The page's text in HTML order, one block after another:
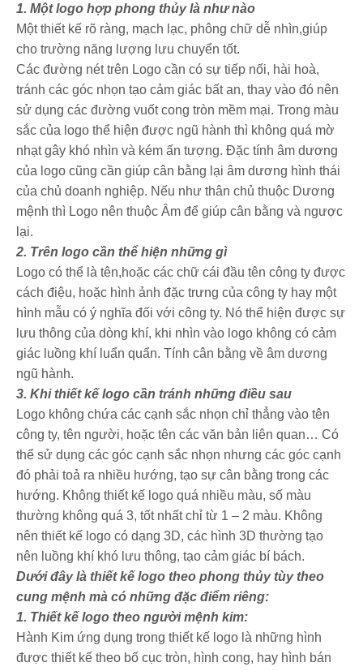
1. Một logo hợp phong thủy là như nào
Một thiết kế rõ ràng, mạch lạc, phông chữ dễ nhìn,giúp
cho trường năng lượng lưu chuyển tốt.
Các đường nét trên Logo cần có sự tiếp nối, hài hoà,
tránh các góc nhọn tạo cảm giác bất an, thay vào đó nên
sử dụng các đường vuốt cong tròn mềm mại. Trong màu
sắc của logo thể hiện được ngũ hành thì không quá mờ
nhạt gây khó nhìn và kém ấn tượng. Đặc tính âm dương
của logo cũng cần giúp cân bằng lại âm dương hình thái
của chủ doanh nghiệp. Nếu như thân chủ thuộc Dương
mệnh thì Logo nên thuộc Âm để giúp cân bằng và ngược
lại.
2. Trên logo cần thể hiện những gì
Logo có thể là tên,hoặc các chữ cái đầu tên công ty được
cách điệu, hoặc hình ảnh đặc trưng của công ty hay một
hình mẫu có ý nghĩa đối với công ty. Nó thể hiện được sự
lưu thông của dòng khí, khi nhìn vào logo không có cảm
giác luồng khí luẩn quẩn. Tính cân bằng về âm dương
ngũ hành.
3. Khi thiết kế logo cần tránh những điều sau
Logo không chứa các cạnh sắc nhọn chỉ thẳng vào tên
công ty, tên người, hoặc tên các văn bản liên quan… Có
thể sử dụng các góc cạnh sắc nhọn nhưng các góc cạnh
đó phải toả ra nhiều hướng, tạo sự cân bằng trong các
hướng. Không thiết kế logo quá nhiều màu, số màu
thường không quá 3, tốt nhất chỉ từ 1 – 2 màu. Không
nên thiết kế logo có dạng 3D, các hình 3D thường tạo
nên luồng khí khó lưu thông, tạo cảm giác bí bách.
Dưới đây là thiết kế logo theo phong thủy tùy theo
cung mệnh mà có những đặc điểm riêng:
1. Thiết kế logo theo người mệnh kim:
Hành Kim ứng dụng trong thiết kế logo là những hình
được thiết kế theo bố cục tròn, hình cong, hay hình bán